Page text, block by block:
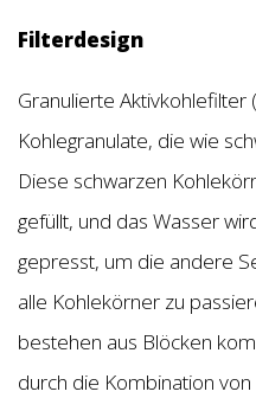
Filterdesign
Granulierte Aktivkohlefilter
Kohlegranulate, die wie
Diese schwarzen
gefüllt, und das Wasser
gepresst, um die andere
alle Kohlekörner zu
bestehen aus Blöcken
durch die Kombination